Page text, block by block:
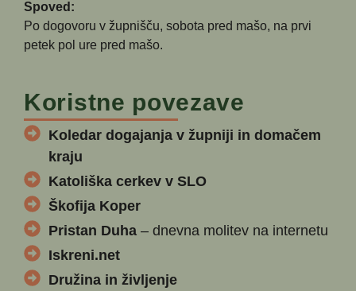
Spoved:
Po dogovoru v župnišču, sobota pred mašo, na prvi
petek pol ure pred mašo.
Koristne povezave
Koledar dogajanja v župniji in domačem
kraju
Katoliška cerkev v SLO
Škofija Koper
Pristan Duha – dnevna molitev na internetu
Iskreni.net
Družina in življenje